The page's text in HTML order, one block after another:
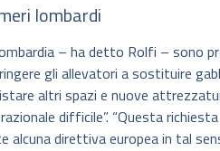
lombardi
– ha detto Rolfi – sono
gli allevatori a sostituire
altri spazi e nuove
difficile”. “Questa
alcuna direttiva europea in tal